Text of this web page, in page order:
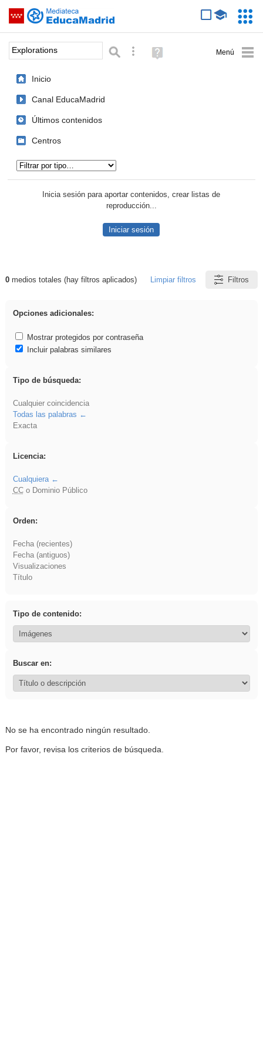
Saltar navegación
Palabra o frase: Búsqueda avanzada
Ayuda
(en
Inicio
Canal EducaMadrid
Últimos contenidos
Centros
Inicia sesión para aportar contenidos, crear listas de
reproducción...
Iniciar sesión
Resultados de: Explorations
0medios totales (hay filtros aplicados) Limpiar filtros Filtros
Opciones adicionales:
Mostrar protegidos por contraseña
Incluir palabras similares
Tipo de búsqueda:
Cualquier coincidencia
Todas las palabras
Exacta
Licencia:
Cualquiera
CCo Dominio Público
Orden:
Fecha (recientes)
Fecha (antiguos)
Visualizaciones
Título
Tipo de contenido:
Buscar en:
No se ha encontrado ningún resultado.
Por favor, revisa los criterios de búsqueda.